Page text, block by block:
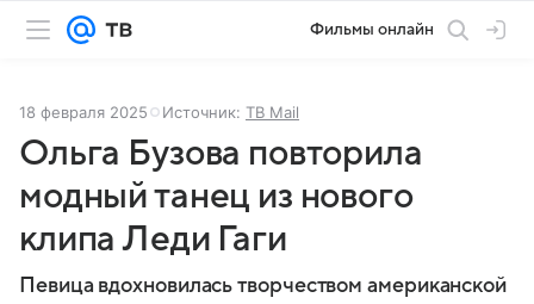
Фильмы онлайн
18 февраля 2025 Источник: ТВ Mail
Ольга Бузова повторила
модный танец из нового
клипа Леди Гаги
Певица вдохновилась творчеством американской